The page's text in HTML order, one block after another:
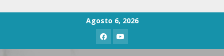
Agosto 6, 2026